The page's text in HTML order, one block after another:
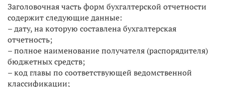
Заголовочная часть форм бухгалтерской отчетности
содержит следующие данные:
– дату, на которую составлена бухгалтерская
отчетность;
– полное наименование получателя (распорядителя)
бюджетных средств;
– код главы по соответствующей ведомственной
классификации;